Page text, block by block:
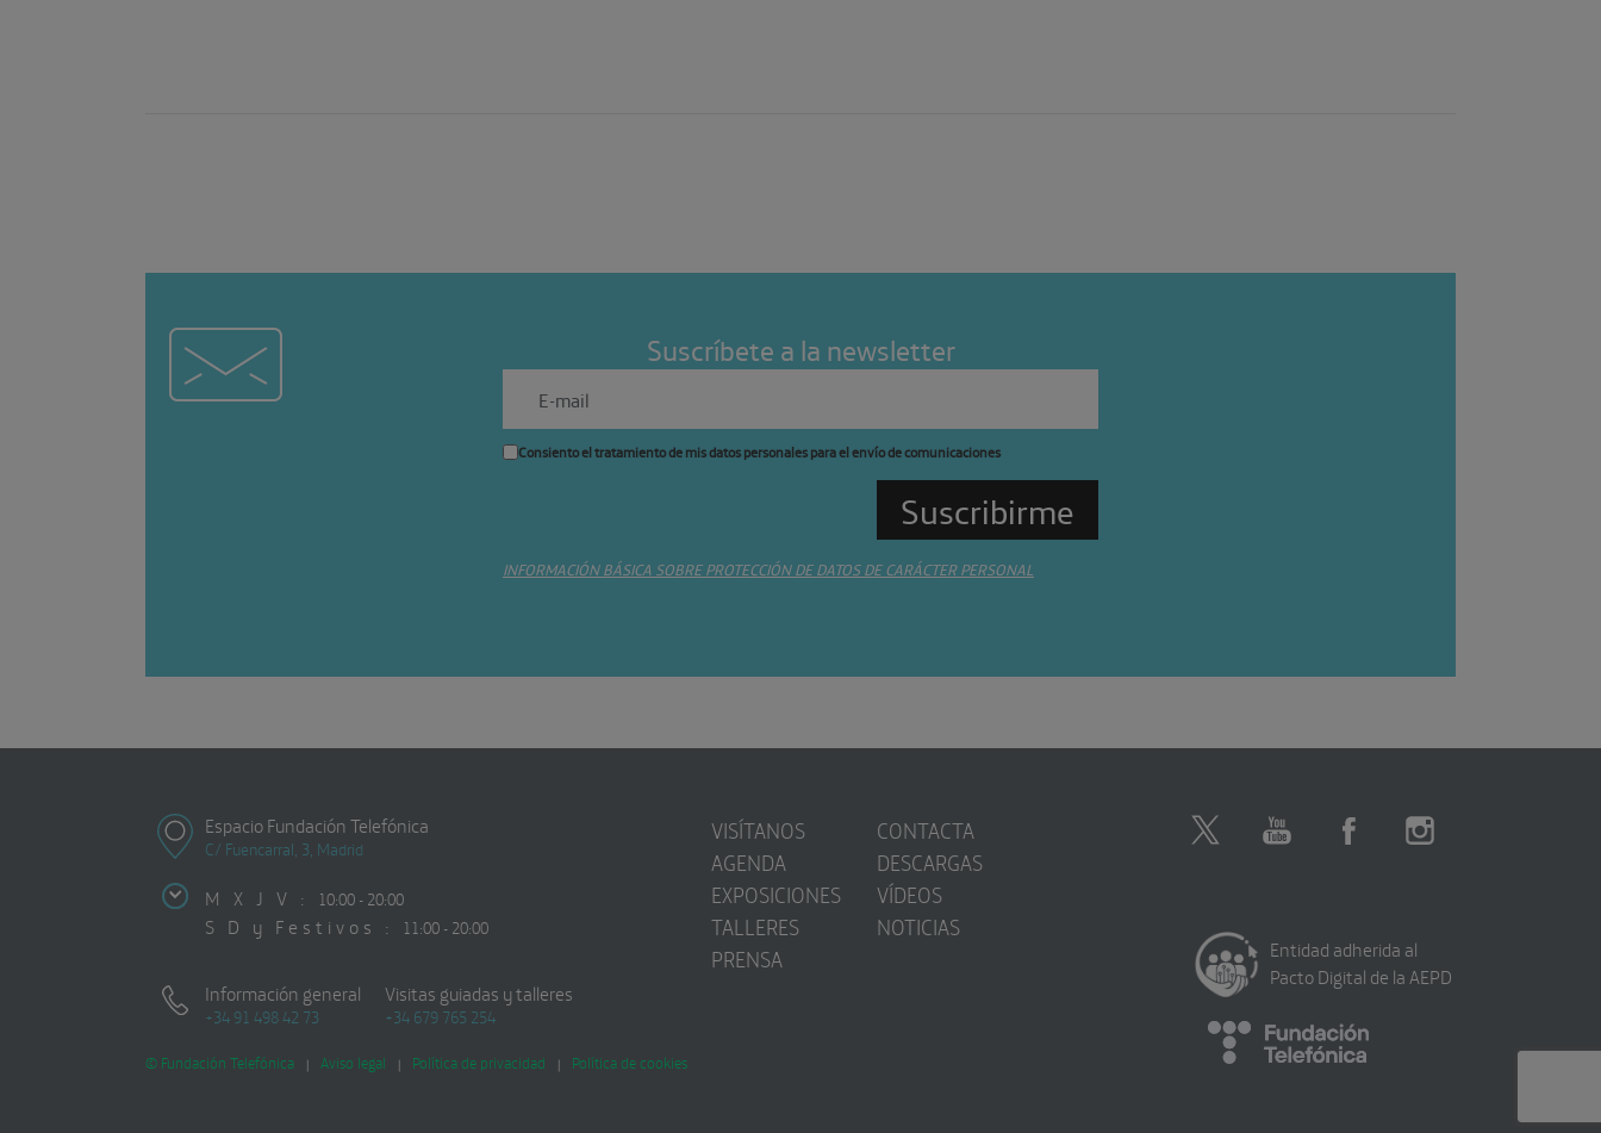
Suscríbete a la newsletter
Consiento el tratamiento de mis datos personales para el envío de comunicaciones
INFORMACIÓN BÁSICA SOBRE PROTECCIÓN DE DATOS DE CARÁCTER PERSONAL
Espacio Fundación Telefónica
C/ Fuencarral, 3, Madrid
M X J V : 10:00 - 20:00
S D y Festivos : 11:00 - 20:00
Información general
+34 91 498 42 73
Visitas guiadas y talleres
+34 679 765 254
VISÍTANOS
AGENDA
EXPOSICIONES
TALLERES
PRENSA
CONTACTA
DESCARGAS
VÍDEOS
NOTICIAS
© Fundación Telefónica | Aviso legal | Política de privacidad | Política de cookies
Entidad adherida al
Pacto Digital de la AEPD